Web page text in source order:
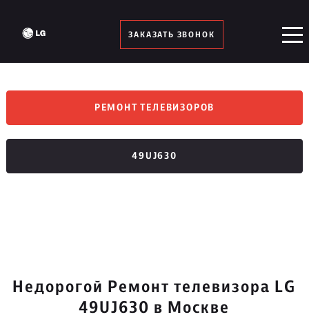
ЗАКАЗАТЬ ЗВОНОК
РЕМОНТ ТЕЛЕВИЗОРОВ
49UJ630
Недорогой Ремонт телевизора LG
49UJ630 в Москве